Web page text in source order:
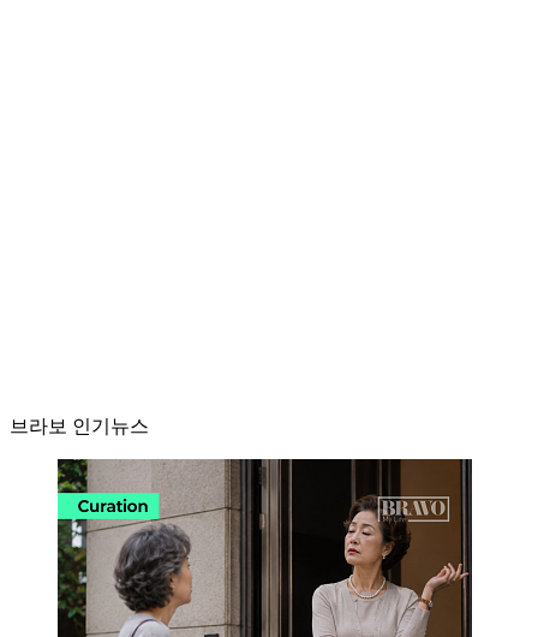
브라보 인기뉴스